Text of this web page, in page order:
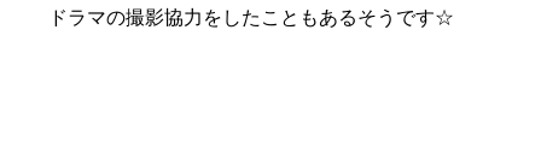
ドラマの撮影協力をしたこともあるそうです☆